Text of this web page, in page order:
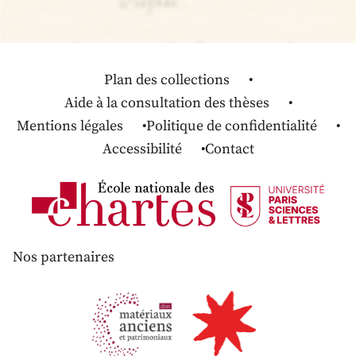
Plan des collections
Aide à la consultation des thèses
Mentions légales
Politique de confidentialité
Accessibilité
Contact
Nos partenaires